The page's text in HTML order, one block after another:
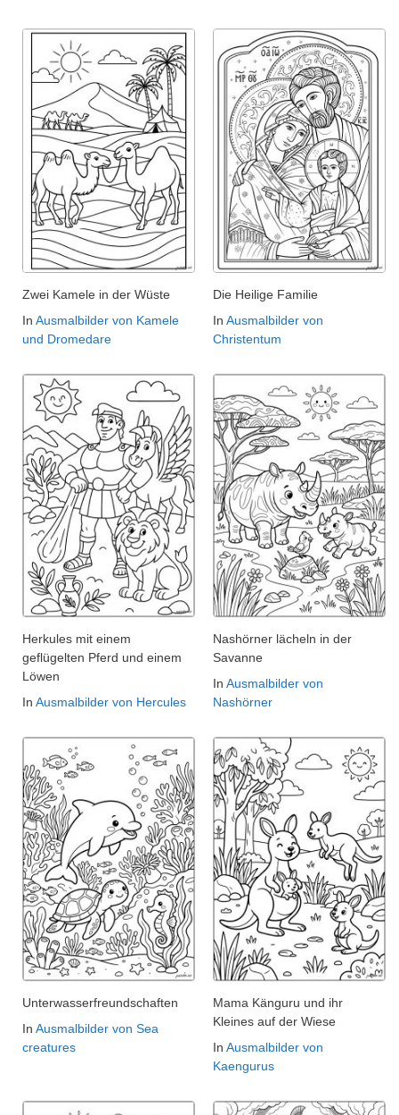
Zwei Kamele in der Wüste
In Ausmalbilder von Kamele
und Dromedare
Die Heilige Familie
In Ausmalbilder von
Christentum
Herkules mit einem
geflügelten Pferd und einem
Löwen
In Ausmalbilder von Hercules
Nashörner lächeln in der
Savanne
In Ausmalbilder von
Nashörner
Unterwasserfreundschaften
In Ausmalbilder von Sea
creatures
Mama Känguru und ihr
Kleines auf der Wiese
In Ausmalbilder von
Kaengurus